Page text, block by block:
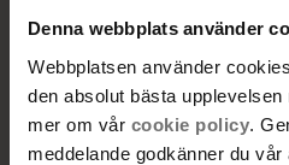
Denna webbplats använder
Webbplatsen använder
den absolut bästa
mer om vår cookie policy.
meddelande godkänner du
-
Lägg i